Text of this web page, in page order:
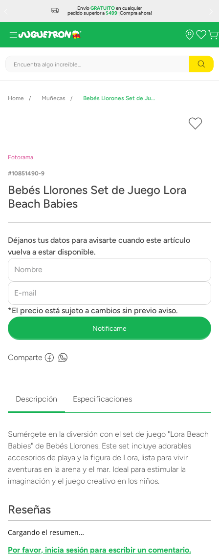
EnvíoGRATUITOen cualquier
pedido superior a$499¡Compra ahora!
Encuentra algo increíble...
Muñecas Bebés Llorones Set de Juego Lora Beach Babies
Fotorama
10851490-9
Bebés Llorones Set de Juego Lora
Beach Babies
Déjanos tus datos para avisarte cuando este artículo
vuelva a estar disponible.
Comparte
Descripción Especificaciones
Sumérgete en la diversión con el set de juego "Lora Beach
Babies" de Bebés Llorones. Este set incluye adorables
accesorios de playa y la figura de Lora, lista para vivir
aventuras en la arena y el mar. Ideal para estimular la
imaginación y el juego creativo en los niños.
Reseñas
Cargando el resumen…
Por favor, inicia sesión para escribir un comentario.